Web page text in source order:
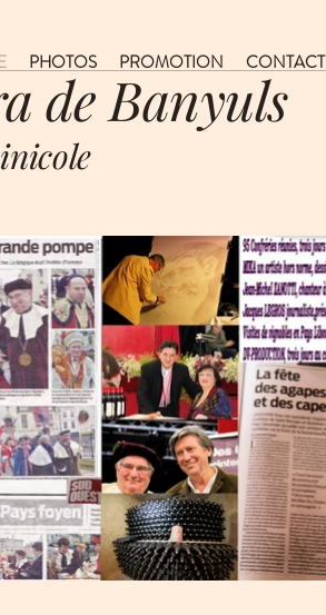
PHOTOS PROMOTION CONTACT
de Banyuls